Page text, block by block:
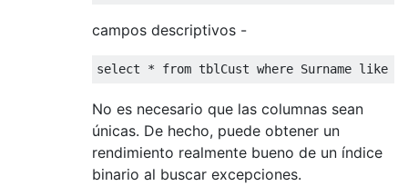
campos descriptivos -
select * from tblCust where Surname like
No es necesario que las columnas sean
únicas. De hecho, puede obtener un
rendimiento realmente bueno de un índice
binario al buscar excepciones.